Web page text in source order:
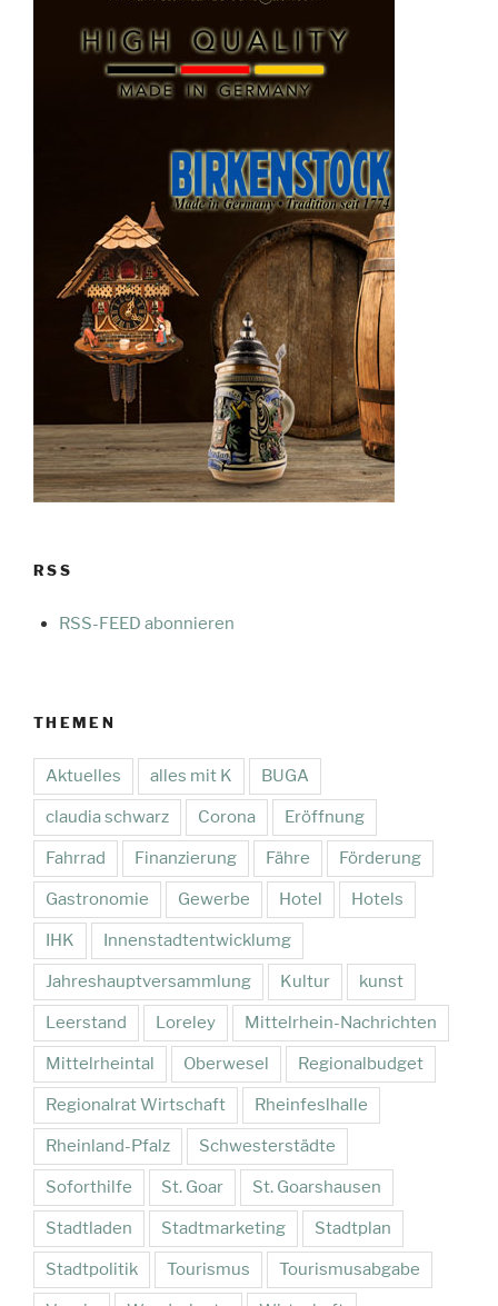
RSS
RSS-FEED abonnieren
THEMEN
Aktuelles alles mit K BUGA
claudia schwarz Corona Eröffnung
Fahrrad Finanzierung Fähre Förderung
Gastronomie Gewerbe Hotel Hotels
IHK Innenstadtentwicklumg
Jahreshauptversammlung Kultur kunst
Leerstand Loreley Mittelrhein-Nachrichten
Mittelrheintal Oberwesel Regionalbudget
Regionalrat Wirtschaft Rheinfeslhalle
Rheinland-Pfalz Schwesterstädte
Soforthilfe St. Goar St. Goarshausen
Stadtladen Stadtmarketing Stadtplan
Stadtpolitik Tourismus Tourismusabgabe